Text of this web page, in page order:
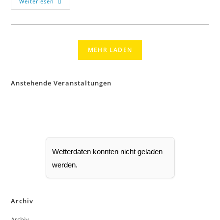
MEHR LADEN
Anstehende Veranstaltungen
Wetterdaten konnten nicht geladen
werden.
Archiv